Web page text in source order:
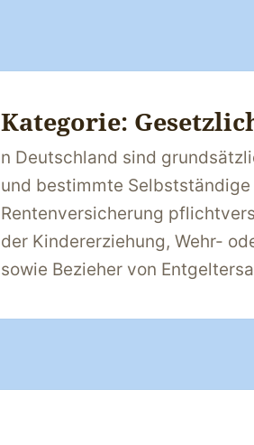
Kategorie:
n Deutschland sind
und bestimmte
Rentenversicherung
der Kindererziehung, Wehr-
sowie Bezieher von